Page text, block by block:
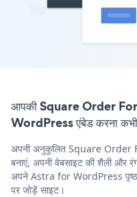
आपकी Square Order
WordPress एंबेड करना कभी
अपनी अनुकूलित Square Order
बनाएं, अपनी वेबसाइट की शैली
अपने Astra for WordPress पृष्ठ,
पर जोड़ें साइट।